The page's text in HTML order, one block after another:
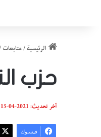
الرئيسية /متابعات
حزب
آخر تحديث: 2021-04-15
فيسبوك